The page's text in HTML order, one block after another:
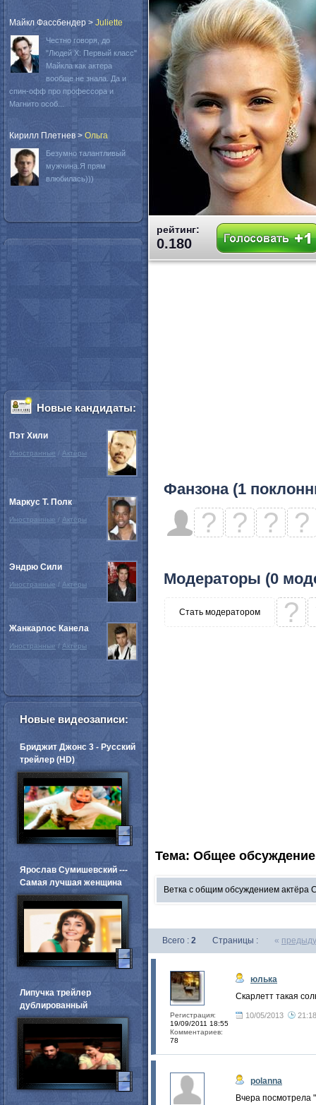
рейтинг:
0.180
Фанзона (1
? ? ? ?
Модераторы (0
Стать модератором ?
Тема: Общее обсуждение
Ветка с общим обсуждением актёра
Всего : 2 Страницы : «
Регистрация:
19/09/2011 18:55
Комментариев:
78
юлька
Скарлетт такая
10/05/2013 21:18
polanna
Вчера посмотрела
Майкл Фассбендер > Juliette
Честно говоря, до
"Людей Х: Первый класс"
Майкла как актера
вообще не знала. Да и
спин-офф про профессора и
Магнито особ...
Кирилл Плетнев > Oльга
Безумно талантливый
мужчина.Я прям
влюбилась)))
Новые кандидаты:
Пэт Хили
Иностранные / Актёры
Маркус Т. Полк
Иностранные / Актёры
Эндрю Сили
Иностранные / Актёры
Жанкарлос Канела
Иностранные / Актёры
Новые видеозаписи:
Бриджит Джонс 3 - Русский
трейлер (HD)
Ярослав Сумишевский ---
Самая лучшая женщина
Липучка трейлер
дублированный